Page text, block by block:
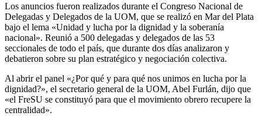
Los anuncios fueron realizados durante el Congreso Nacional de
Delegadas y Delegados de la UOM, que se realizó en Mar del Plata
bajo el lema «Unidad y lucha por la dignidad y la soberanía
nacional». Reunió a 500 delegadas y delegados de las 53
seccionales de todo el país, que durante dos días analizaron y
debatieron sobre su plan estratégico y negociación colectiva.
Al abrir el panel «¿Por qué y para qué nos unimos en lucha por la
dignidad?», el secretario general de la UOM, Abel Furlán, dijo que
«el FreSU se constituyó para que el movimiento obrero recupere la
centralidad».